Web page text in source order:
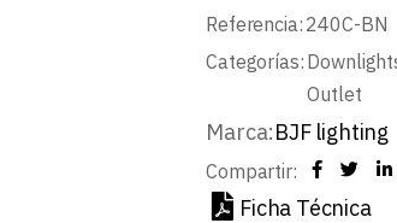
Referencia: 240C-BN
Categorías:
Outlet
Marca:BJF lighting
Compartir:
Ficha Técnica